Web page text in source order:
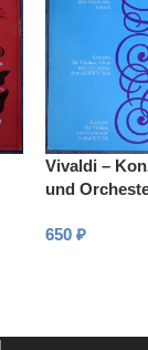
Vivaldi –
und
650₽